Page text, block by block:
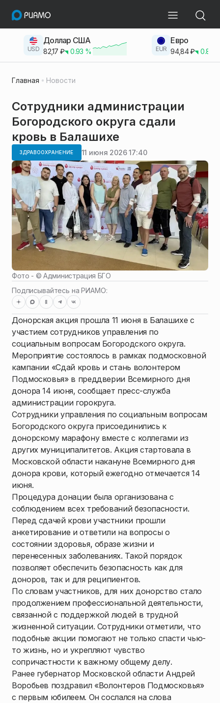
USD
Доллар США
82,17 ₽ 0.93 % EUR
Евро
94,84₽ 0.83
Главная Новости
Сотрудники администрации
Богородского округа сдали
кровь в Балашихе
ЗДРАВООХРАНЕНИЕ 11 июня 2026 17:40
Фото - ©Администрация БГО
Подписывайтесь на РИАМО:
Донорская акция прошла 11 июня в Балашихе с
участием сотрудников управления по
социальным вопросам Богородского округа.
Мероприятие состоялось в рамках подмосковной
кампании «Сдай кровь и стань волонтером
Подмосковья» в преддверии Всемирного дня
донора 14 июня, сообщает пресс-служба
администрации горокруга.
Сотрудники управления по социальным вопросам
Богородского округа присоединились к
донорскому марафону вместе с коллегами из
других муниципалитетов. Акция стартовала в
Московской области накануне Всемирного дня
донора крови, который ежегодно отмечается 14
июня.
Процедура донации была организована с
соблюдением всех требований безопасности.
Перед сдачей крови участники прошли
анкетирование и ответили на вопросы о
состоянии здоровья, образе жизни и
перенесенных заболеваниях. Такой порядок
позволяет обеспечить безопасность как для
доноров, так и для реципиентов.
По словам участников, для них донорство стало
продолжением профессиональной деятельности,
связанной с поддержкой людей в трудной
жизненной ситуации. Сотрудники отметили, что
подобные акции помогают не только спасти чью-
то жизнь, но и укрепляют чувство
сопричастности к важному общему делу.
Ранее губернатор Московской области Андрей
Воробьев поздравил «Волонтеров Подмосковья»
с первым юбилеем. Он сослался на слова